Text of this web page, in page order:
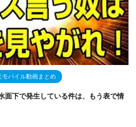
モバイル動画まとめ
下で発生している件は、もう表で情